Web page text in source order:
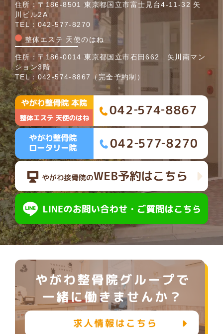
住所：〒186-8501 東京都国立市富士見台4-11-32 矢
川ビル2A
TEL： 042-577-8270
整体エステ 天使のはね
住所：〒186-0014 東京都国立市石田662 矢川南マン
ション3階
TEL： 042-574-8867 （完全予約制）